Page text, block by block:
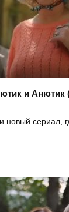
и Анютик
новый сериал,